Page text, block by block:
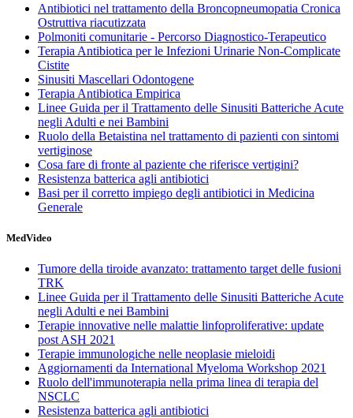
Antibiotici nel trattamento della Broncopneumopatia Cronica
Ostruttiva riacutizzata
Polmoniti comunitarie - Percorso Diagnostico-Terapeutico
Terapia Antibiotica per le Infezioni Urinarie Non-Complicate
Cistite
Sinusiti Mascellari Odontogene
Terapia Antibiotica Empirica
Linee Guida per il Trattamento delle Sinusiti Batteriche Acute
negli Adulti e nei Bambini
Ruolo della Betaistina nel trattamento di pazienti con sintomi
vertiginose
Cosa fare di fronte al paziente che riferisce vertigini?
Resistenza batterica agli antibiotici
Basi per il corretto impiego degli antibiotici in Medicina
Generale
MedVideo
Tumore della tiroide avanzato: trattamento target delle fusioni
TRK
Linee Guida per il Trattamento delle Sinusiti Batteriche Acute
negli Adulti e nei Bambini
Terapie innovative nelle malattie linfoproliferative: update
post ASH 2021
Terapie immunologiche nelle neoplasie mieloidi
Aggiornamenti da International Myeloma Workshop 2021
Ruolo dell'immunoterapia nella prima linea di terapia del
NSCLC
Resistenza batterica agli antibiotici